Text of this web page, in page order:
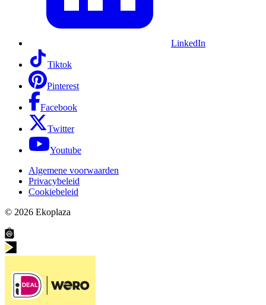
LinkedIn
Tiktok
Pinterest
Facebook
Twitter
Youtube
Algemene voorwaarden
Privacybeleid
Cookiebeleid
© 2026 Ekoplaza